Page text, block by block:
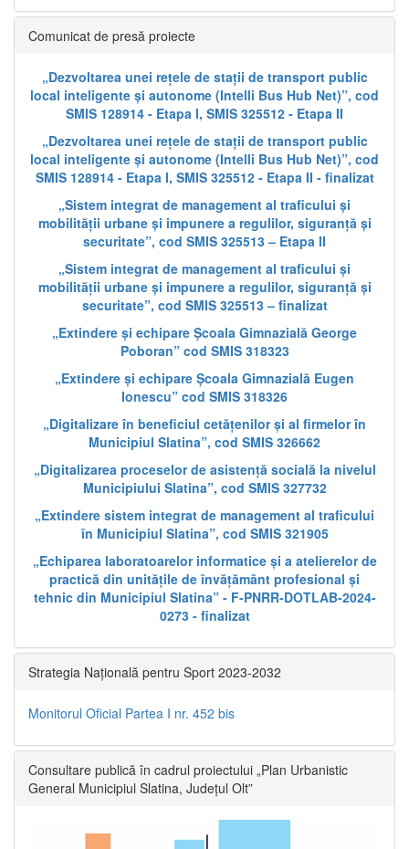
Comunicat de presă proiecte
„Dezvoltarea unei rețele de stații de transport public
local inteligente și autonome (Intelli Bus Hub Net)”, cod
SMIS 128914 - Etapa I, SMIS 325512 - Etapa II
„Dezvoltarea unei rețele de stații de transport public
local inteligente și autonome (Intelli Bus Hub Net)”, cod
SMIS 128914 - Etapa I, SMIS 325512 - Etapa II - finalizat
„Sistem integrat de management al traficului și
mobilității urbane și impunere a regulilor, siguranță și
securitate”, cod SMIS 325513 – Etapa II
„Sistem integrat de management al traficului și
mobilității urbane și impunere a regulilor, siguranță și
securitate”, cod SMIS 325513 – finalizat
„Extindere și echipare Școala Gimnazială George
Poboran” cod SMIS 318323
„Extindere și echipare Școala Gimnazială Eugen
Ionescu” cod SMIS 318326
„Digitalizare în beneficiul cetățenilor și al firmelor în
Municipiul Slatina”, cod SMIS 326662
„Digitalizarea proceselor de asistență socială la nivelul
Municipiului Slatina”, cod SMIS 327732
„Extindere sistem integrat de management al traficului
în Municipiul Slatina”, cod SMIS 321905
„Echiparea laboratoarelor informatice și a atelierelor de
practică din unitățile de învățământ profesional și
tehnic din Municipiul Slatina” - F-PNRR-DOTLAB-2024-
0273 - finalizat
Strategia Națională pentru Sport 2023-2032
Monitorul Oficial Partea I nr. 452 bis
Consultare publică în cadrul proiectului „Plan Urbanistic
General Municipiul Slatina, Județul Olt”